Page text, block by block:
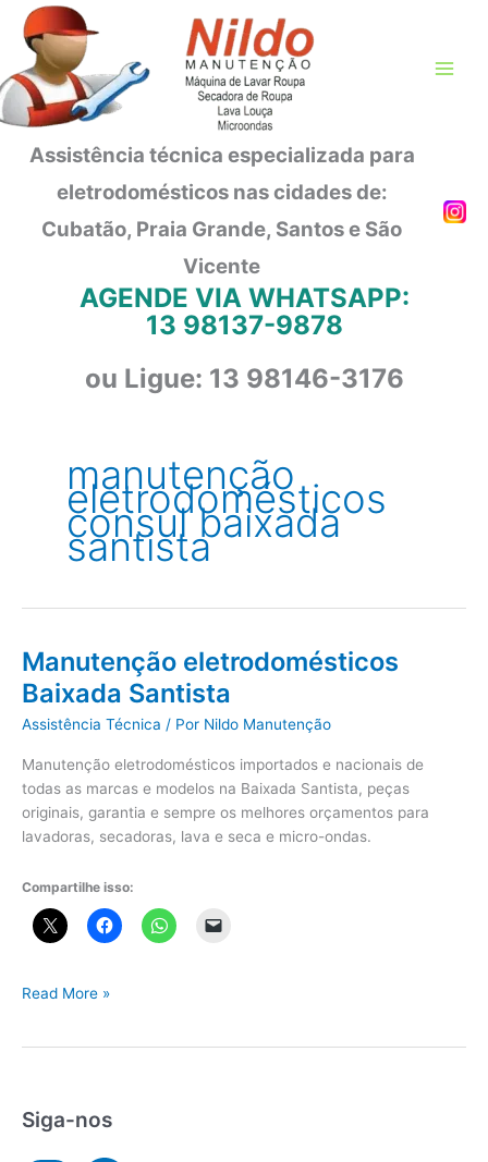
para
conteúdo
Assistência técnica especializada para
eletrodomésticos nas cidades de:
Cubatão, Praia Grande, Santos e São
Vicente
AGENDE VIA WHATSAPP:
13 98137-9878
ou Ligue: 13 98146-3176
manutenção
eletrodomésticos
consul baixada
santista
Manutenção eletrodomésticos
Baixada Santista
Assistência Técnica / Por Nildo Manutenção
Manutenção eletrodomésticos importados e nacionais de
todas as marcas e modelos na Baixada Santista, peças
originais, garantia e sempre os melhores orçamentos para
lavadoras, secadoras, lava e seca e micro-ondas.
Compartilhe isso:
Manutenção
Read More »
Siga-nos